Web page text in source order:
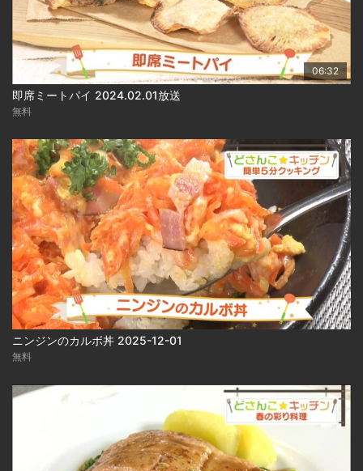
06:32
即席ミートパイ 2024.02.01放送
無料
ニンジンのカルボ丼 2025-12-01
無料